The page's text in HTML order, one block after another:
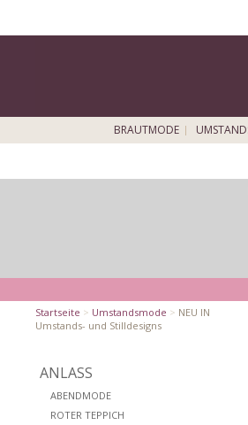
BRAUTMODE
Startseite > Umstandsmode > NEU IN
Umstands- und Stilldesigns
ANLASS
ABENDMODE
ROTER TEPPICH